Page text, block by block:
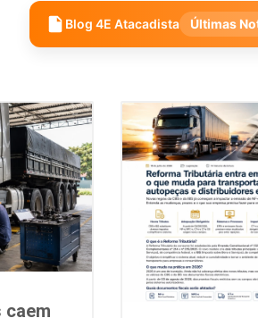
Blog 4E Atacadista Últimas
caem